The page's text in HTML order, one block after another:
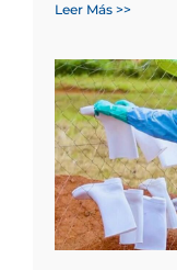
Leer Más >>